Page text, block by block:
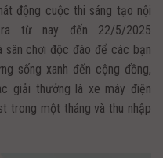
động cuộc thi sáng tạo nội
từ nay đến 22/5/2025
sân chơi độc đáo để các bạn
sống xanh đến cộng đồng,
giải thưởng là xe máy điện
trong một tháng và thu nhập